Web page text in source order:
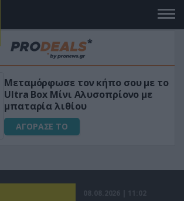
τον κήπο σου με το
Box Μίνι Αλυσοπρίονο με
λιθίου
ΑΓΟΡΑΣΕ ΤΟ
08.08.2026 | 11:02